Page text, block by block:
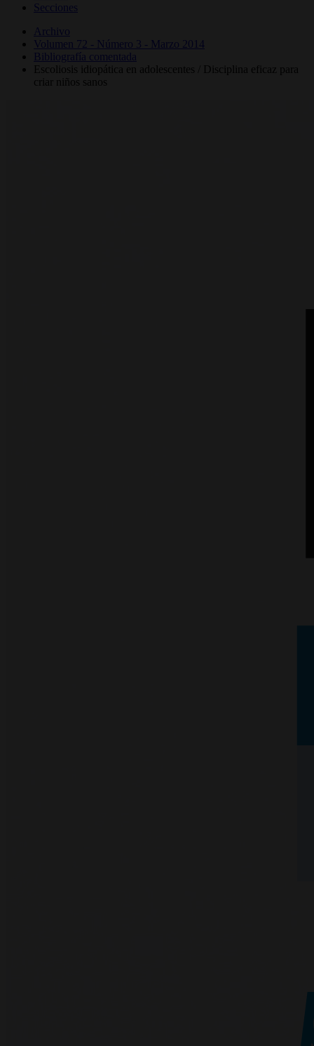
Secciones
Archivo
Volumen 72 - Número 3 - Marzo 2014
Bibliografía comentada
Escoliosis idiopática en adolescentes / Disciplina eficaz para
criar niños sanos